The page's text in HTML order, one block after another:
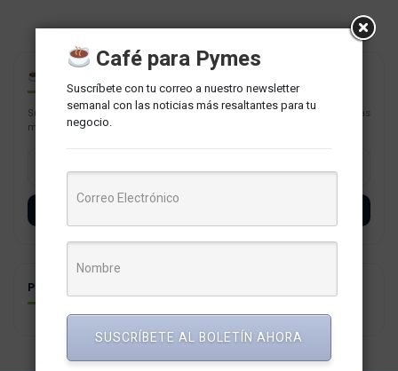
Suscríbete con tu correo a nuestro newsletter semanal con las noticias
más resaltantes para tu negocio.
POSTS RELACIONADOS
Café para Pymes
Suscríbete con tu correo a nuestro newsletter
semanal con las noticias más resaltantes para tu
negocio.
SUSCRÍBETE AL BOLETÍN AHORA